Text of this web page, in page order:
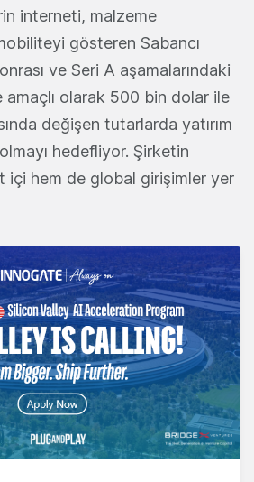
interneti, malzeme
gösteren Sabancı
ve Seri A aşamalarındaki
amaçlı olarak 500 bin dolar ile
değişen tutarlarda yatırım
hedefliyor. Şirketin
içi hem de global girişimler yer